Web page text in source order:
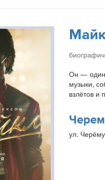
Он — один
музыки,
взлётов и
ул.